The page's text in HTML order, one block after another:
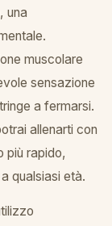
una
muscolare
sensazione
a fermarsi.
allenarti con
più rapido,
qualsiasi età.